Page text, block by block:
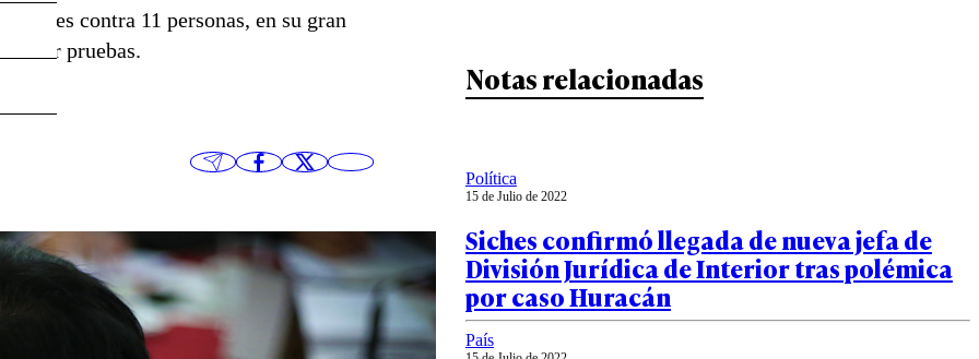
contra 11 personas, en su gran
pruebas.
Notas relacionadas
Política
15 de Julio de 2022
Siches confirmó llegada de nueva jefa de
División Jurídica de Interior tras polémica
por caso Huracán
País